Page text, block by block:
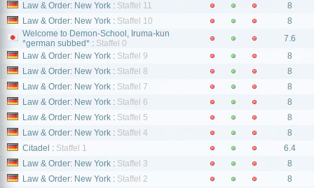
Law & Order: New York : Staffel 11
8
Law & Order: New York : Staffel 10
8
Welcome to Demon-School, Iruma-kun
*german subbed* : Staffel 0
7.6
Law & Order: New York : Staffel 9
8
Law & Order: New York : Staffel 8
8
Law & Order: New York : Staffel 7
8
Law & Order: New York : Staffel 6
8
Law & Order: New York : Staffel 5
8
Law & Order: New York : Staffel 4
8
Citadel : Staffel 1
6.4
Law & Order: New York : Staffel 3
8
Law & Order: New York : Staffel 2 8